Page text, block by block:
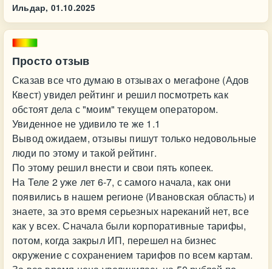
Ильдар, 01.10.2025
Просто отзыв
Сказав все что думаю в отзывах о мегафоне (Адов
Квест) увидел рейтинг и решил посмотреть как
обстоят дела с "моим" текущем оператором.
Увиденное не удивило те же 1.1
Вывод ожидаем, отзывы пишут только недовольные
люди по этому и такой рейтинг.
По этому решил внести и свои пять копеек.
На Теле 2 уже лет 6-7, с самого начала, как они
появились в нашем регионе (Ивановская область) и
знаете, за это время серьезных нареканий нет, все
как у всех. Сначала были корпоративные тарифы,
потом, когда закрыл ИП, перешел на бизнес
окружение с сохранением тарифов по всем картам.